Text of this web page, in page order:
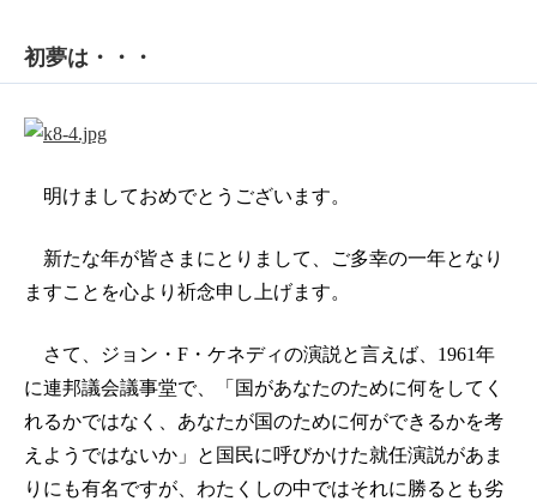
初夢は・・・
明けましておめでとうございます。
新たな年が皆さまにとりまして、ご多幸の一年となり
ますことを心より祈念申し上げます。
さて、ジョン・F・ケネディの演説と言えば、1961年
に連邦議会議事堂で、「国があなたのために何をしてく
れるかではなく、あなたが国のために何ができるかを考
えようではないか」と国民に呼びかけた就任演説があま
りにも有名ですが、わたくしの中ではそれに勝るとも劣